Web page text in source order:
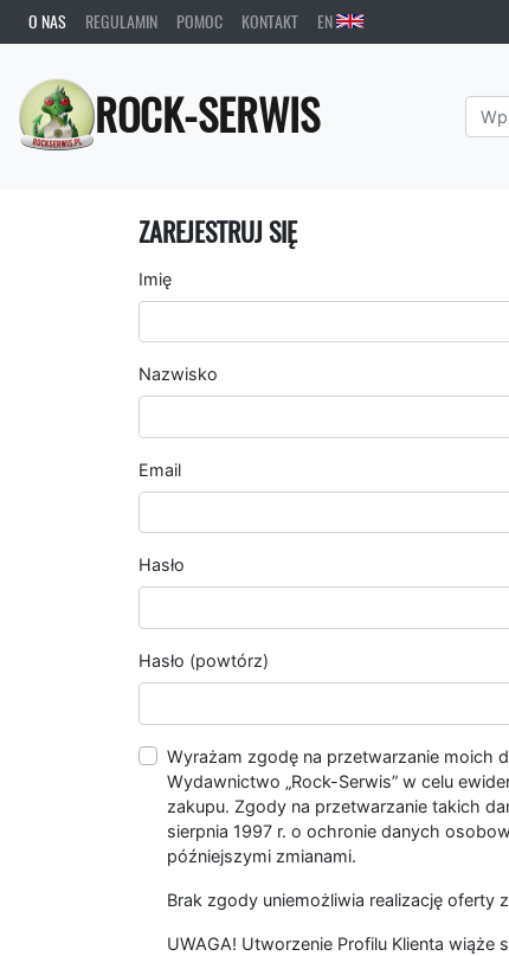
O NAS REGULAMIN POMOC KONTAKT EN
ROCK-SERWIS
ZAREJESTRUJ SIĘ
Imię
Nazwisko
Email
Hasło
Hasło (powtórz)
Wyrażam zgodę na przetwarzanie moich
Wydawnictwo „Rock-Serwis” w celu
zakupu. Zgody na przetwarzanie takich
sierpnia 1997 r. o ochronie danych
późniejszymi zmianami.
Brak zgody uniemożliwia realizację oferty
UWAGA! Utworzenie Profilu Klienta wiąże